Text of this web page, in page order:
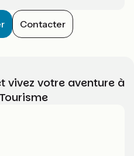
Contacter
vivez votre aventure à